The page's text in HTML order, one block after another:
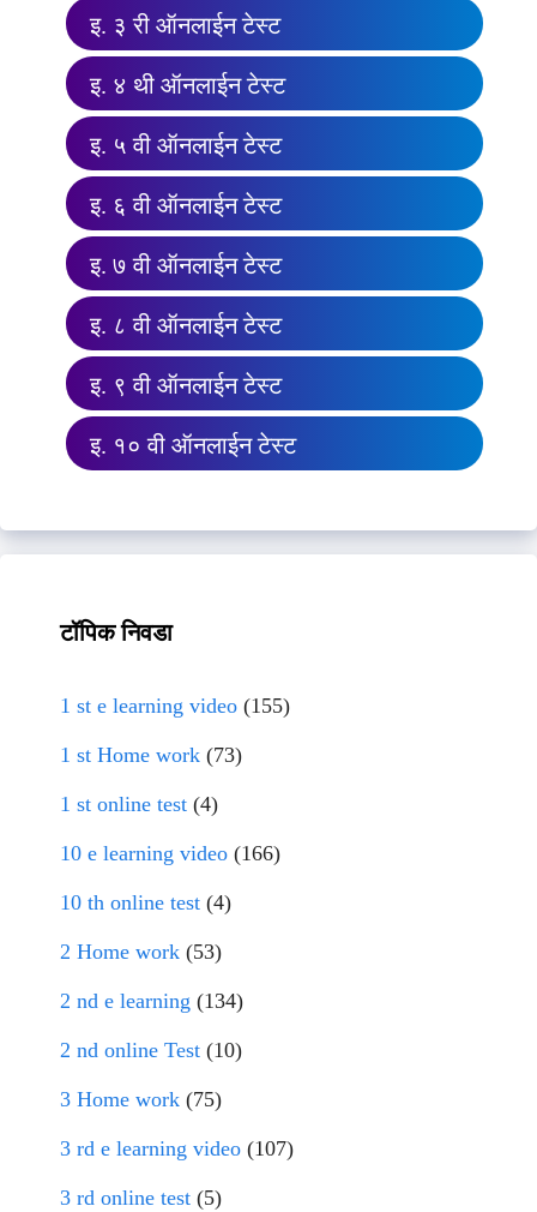
इ. ३ री ऑनलाईन टेस्ट
इ. ४ थी ऑनलाईन टेस्ट
इ. ५ वी ऑनलाईन टेस्ट
इ. ६ वी ऑनलाईन टेस्ट
इ. ७ वी ऑनलाईन टेस्ट
इ. ८ वी ऑनलाईन टेस्ट
इ. ९ वी ऑनलाईन टेस्ट
इ. १० वी ऑनलाईन टेस्ट
टॉपिक निवडा
1 st e learning video (155)
1 st Home work (73)
1 st online test (4)
10 e learning video (166)
10 th online test (4)
2 Home work (53)
2 nd e learning (134)
2 nd online Test (10)
3 Home work (75)
3 rd e learning video (107)
3 rd online test (5)